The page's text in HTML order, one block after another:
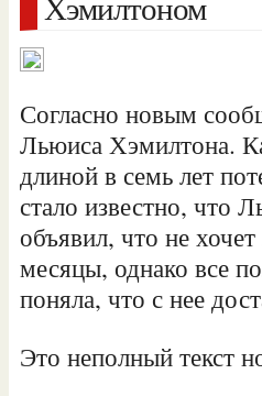
Хэмилтоном
Согласно новым
Льюиса Хэмилтона.
длиной в семь лет
стало известно, что
объявил, что не
месяцы, однако все
поняла, что с нее
Это неполный текст